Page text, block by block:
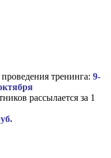
тренинга: 9-
рассылается за 1